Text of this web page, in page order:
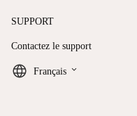
SUPPORT
Contactez le support
Français keyboard_arrow_down